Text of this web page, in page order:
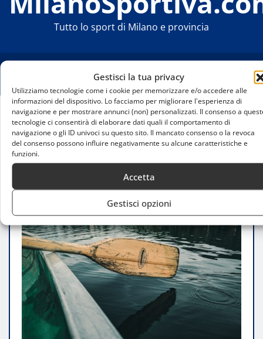
Gestisci la tua privacy
Utilizziamo tecnologie come i cookie per memorizzare e/o accedere alle
informazioni del dispositivo. Lo facciamo per migliorare l'esperienza di
navigazione e per mostrare annunci (non) personalizzati. Il consenso a
tecnologie ci consentirà di elaborare dati quali il comportamento di
navigazione o gli ID univoci su questo sito. Il mancato consenso o la revoca
del consenso possono influire negativamente su alcune caratteristiche e
funzioni.
Accetta
Gestisci opzioni
Tutto lo sport di Milano e provincia
Home
Eventi e Gare di Canoa a Milano: Un Mondo da
Scoprire